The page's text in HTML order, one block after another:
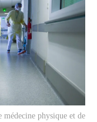
médecine physique et de